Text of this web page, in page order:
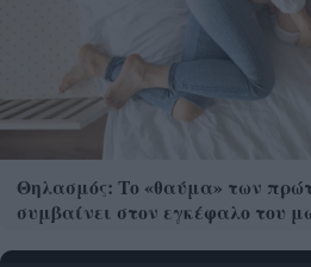
Θηλασμός: Το «θαύμα» των
συμβαίνει στον εγκέφαλο του